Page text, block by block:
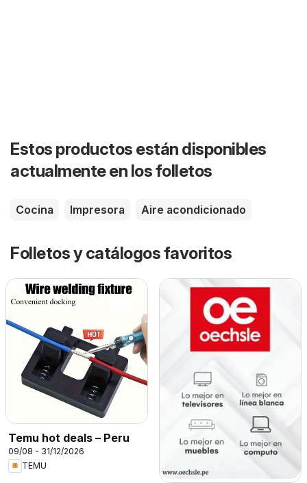
Estos productos están disponibles
actualmente en los folletos
Cocina Impresora Aire acondicionado
Folletos y catálogos favoritos
Temu hot deals – Peru
09/08 - 31/12/2026
TEMU